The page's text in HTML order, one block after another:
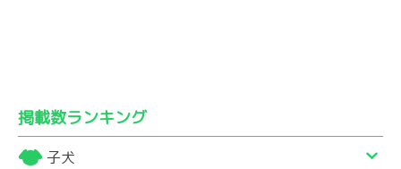
掲載数ランキング
子犬